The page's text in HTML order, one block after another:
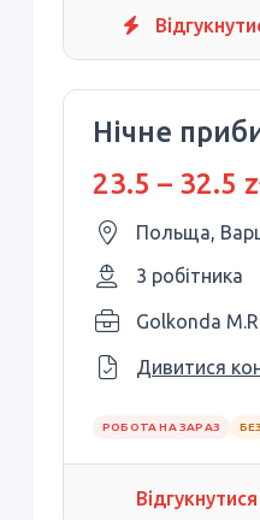
Нічне
23.5 – 32.5
Польща,
3 робітника
Дивитися
РОБОТА НА ЗАРАЗ
Відгукнутися